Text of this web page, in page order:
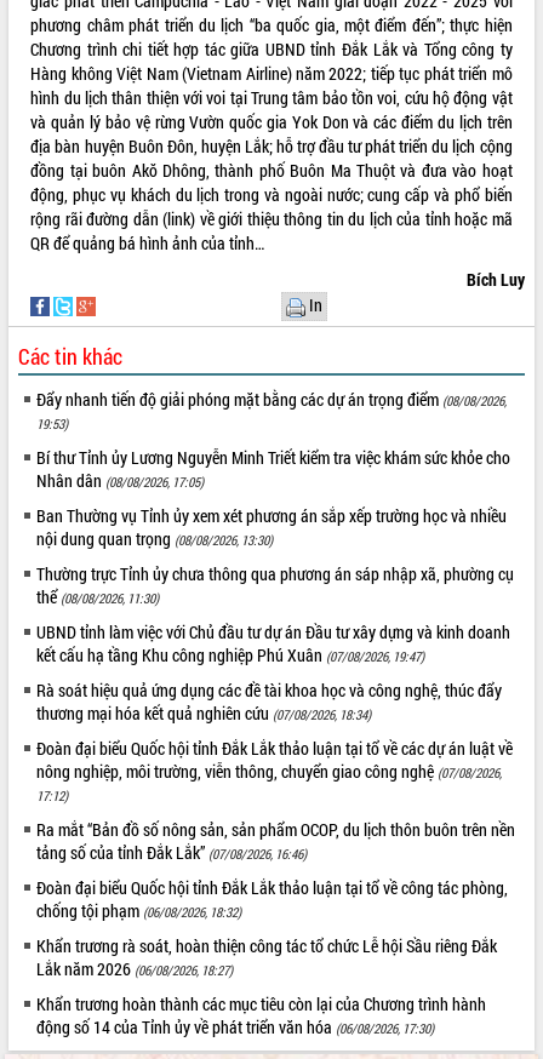
Hội thảo khoa học “Giải pháp thúc đẩy
phát triển nền kinh tế xanh tại tỉnh
Đắk Lắk”
Tăng cường giám sát, đôn đốc thực
hiện nhiệm vụ quản lý tài sản công
hàng tuần
Tháo gỡ những vướng mắc, đẩy mạnh
công tác cải cách thủ tục hành chính
tại Trung tâm Phục vụ hành chính
công tỉnh
thi Sáng tạo Kỹ thuật 2024 - 2025
về phát triển nuôi trồng thủy sản
Phó Chủ tịch UBND tỉnh Đắk Lắk
Trương Công Thái kiểm tra thực địa
Thuột
Định vị cà phê Việt Nam như một “di
sản sống” trong dòng chảy toàn cầu
Xây dựng nông thôn mới: Nâng cao đời
sống người dân từ những mô hình thiết
thực
Quyết liệt tháo gỡ vướng mắc, đẩy
nhanh tiến độ các dự án trọng điểm
trong Khu kinh tế Nam Phú Yên
Hòn Yến phát triển du lịch gắn với bảo
Lấy ý kiến điều chỉnh Quy hoạch tỉnh
Đắk Lắk thời kỳ 2021-2030, tầm nhìn
đến năm 2050
Phát động chiến dịch 30 ngày đêm
giải phóng mặt bằng Tuyến đường bộ
ven biển
Đắk Lắk nỗ lực thúc đẩy tăng trưởng
kinh tế từ 10% trở lên trong Quý
II/2026
Đắk Lắk ký kết thỏa thuận hợp tác về
chuyển đổi số giai đoạn 2026 – 2030
với Tập đoàn Bưu chính Viễn thông
phương châm phát triển du lịch “ba quốc gia, một điểm đến”; thực hiện
Chương trình chi tiết hợp tác giữa UBND tỉnh Đắk Lắk và Tổng công ty
Hàng không Việt Nam (Vietnam Airline) năm 2022; tiếp tục phát triển mô
hình du lịch thân thiện với voi tại Trung tâm bảo tồn voi, cứu hộ động vật
và quản lý bảo vệ rừng Vườn quốc gia Yok Don và các điểm du lịch trên
địa bàn huyện Buôn Đôn, huyện Lắk; hỗ trợ đầu tư phát triển du lịch cộng
đồng tại buôn Akŏ Dhông, thành phố Buôn Ma Thuột và đưa vào hoạt
động, phục vụ khách du lịch trong và ngoài nước; cung cấp và phổ biến
rộng rãi đường dẫn (link) về giới thiệu thông tin du lịch của tỉnh hoặc mã
QR để quảng bá hình ảnh của tỉnh…
Bích Luy
In
Các tin khác
Đẩy nhanh tiến độ giải phóng mặt bằng các dự án trọng điểm (08/08/2026,
19:53)
Bí thư Tỉnh ủy Lương Nguyễn Minh Triết kiểm tra việc khám sức khỏe cho
Nhân dân (08/08/2026, 17:05)
Ban Thường vụ Tỉnh ủy xem xét phương án sắp xếp trường học và nhiều
nội dung quan trọng (08/08/2026, 13:30)
Thường trực Tỉnh ủy chưa thông qua phương án sáp nhập xã, phường cụ
thể (08/08/2026, 11:30)
UBND tỉnh làm việc với Chủ đầu tư dự án Đầu tư xây dựng và kinh doanh
kết cấu hạ tầng Khu công nghiệp Phú Xuân (07/08/2026, 19:47)
Rà soát hiệu quả ứng dụng các đề tài khoa học và công nghệ, thúc đẩy
thương mại hóa kết quả nghiên cứu (07/08/2026, 18:34)
Đoàn đại biểu Quốc hội tỉnh Đắk Lắk thảo luận tại tổ về các dự án luật về
nông nghiệp, môi trường, viễn thông, chuyển giao công nghệ (07/08/2026,
17:12)
Ra mắt “Bản đồ số nông sản, sản phẩm OCOP, du lịch thôn buôn trên nền
tảng số của tỉnh Đắk Lắk” (07/08/2026, 16:46)
Đoàn đại biểu Quốc hội tỉnh Đắk Lắk thảo luận tại tổ về công tác phòng,
chống tội phạm (06/08/2026, 18:32)
Khẩn trương rà soát, hoàn thiện công tác tổ chức Lễ hội Sầu riêng Đắk
Lắk năm 2026 (06/08/2026, 18:27)
Khẩn trương hoàn thành các mục tiêu còn lại của Chương trình hành
động số 14 của Tỉnh ủy về phát triển văn hóa (06/08/2026, 17:30)